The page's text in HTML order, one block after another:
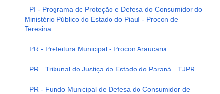
PI - Programa de Proteção e Defesa do Consumidor do
Ministério Público do Estado do Piauí - Procon de
Teresina
PR - Prefeitura Municipal - Procon Araucária
PR - Tribunal de Justiça do Estado do Paraná - TJPR
PR - Fundo Municipal de Defesa do Consumidor de